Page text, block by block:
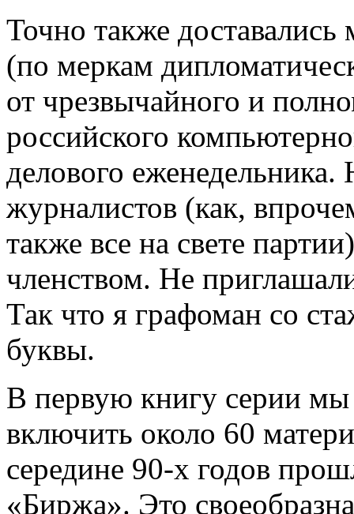
Точно также доставались
(по меркам
от чрезвычайного и
российского
делового
журналистов (как,
также все на свете
членством. Не
Так что я графоман со
буквы.
В первую книгу серии мы
включить около 60
середине 90-х годов
«Биржа». Это